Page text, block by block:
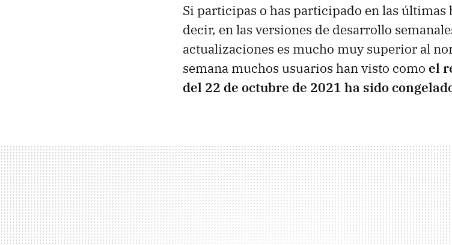
Si participas o has participado en las últimas
decir, en las versiones de desarrollo
actualizaciones es mucho muy superior al
semana muchos usuarios han visto como el
del 22 de octubre de 2021 ha sido